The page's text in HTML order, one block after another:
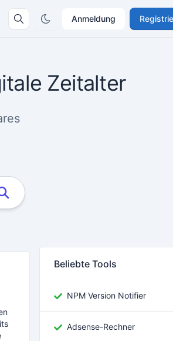
Anmeldung
Zeitalter
Beliebte Tools
NPM Version Notifier
Adsense-Rechner